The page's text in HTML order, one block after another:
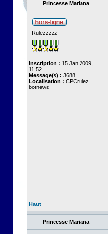
Princesse Mariana
Rulezzzzz
Inscription : 15 Jan 2009,
11:52
Message(s) : 3688
Localisation : CPCrulez
botnews
Haut
Princesse Mariana